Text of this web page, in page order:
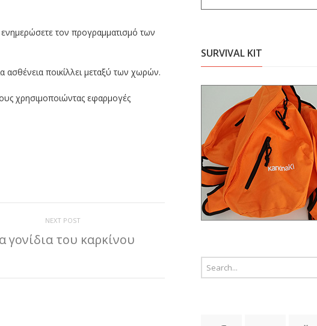
τον προγραμματισμό των
ποικίλλει μεταξύ των χωρών.
χρησιμοποιώντας εφαρμογές
NEXT POST
γονίδια του καρκίνου
SURVIVAL KIT